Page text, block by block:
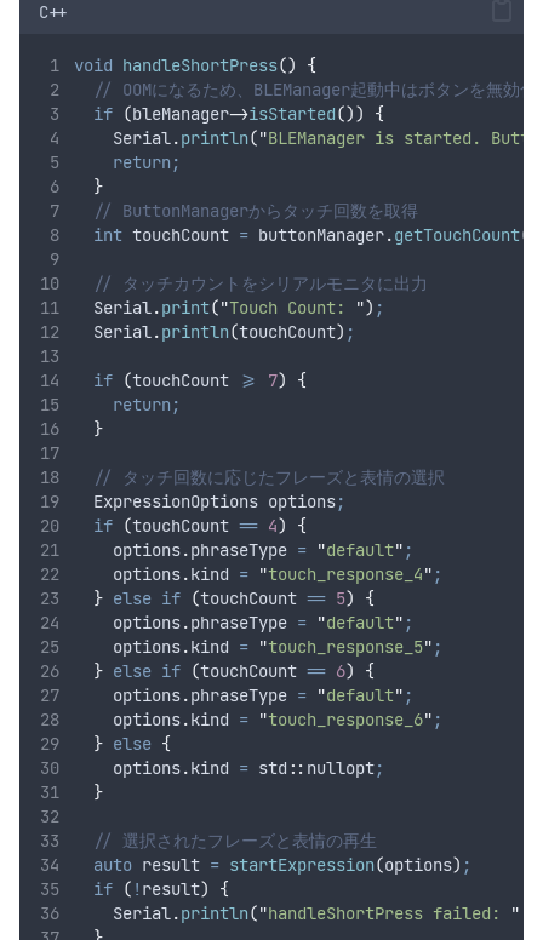
C++
void handleShortPress()
{
  // OOMになるため、BLEManager起動中はボタンを無効化
if (bleManager->isStarted())
{
Serial.println("BLEManager is started.
return;
}
  // ButtonManagerからタッチ回数を取得
int touchCount = buttonManager.getTouchCount()
  // タッチカウントをシリアルモニタに出力
Serial.print("Touch Count: ") ;
Serial.println(touchCount) ;
if (touchCount >= 7)
{
return;
}
  // タッチ回数に応じたフレーズと表情の選択
  ExpressionOptions options
;
if (touchCount == 4)
{
options.phraseType = "default" ;
options.kind = "touch_response_4" ;
} else if (touchCount == 5)
{
options.phraseType = "default" ;
options.kind = "touch_response_5" ;
} else if (touchCount == 6)
{
options.phraseType = "default" ;
options.kind = "touch_response_6" ;
} else {
options.kind = std :: nullopt;
}
  // 選択されたフレーズと表情の再生
auto result = startExpression(options) ;
if ( ! result)
{
Serial.println("handleShortPress failed: "